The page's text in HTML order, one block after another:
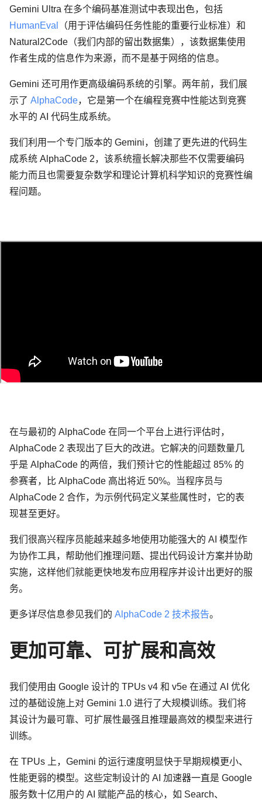
Gemini Ultra 在多个编码基准测试中表现出色，包括
HumanEval
（用于评估编码任务性能的重要行业标准）和
Natural2Code（我们内部的留出数据集），该数据集使用
作者生成的信息作为来源，而不是基于网络的信息。
Gemini 还可用作更高级编码系统的引擎。两年前，我们展
示了 AlphaCode，它是第一个在编程竞赛中性能达到竞赛
水平的 AI 代码生成系统。
我们利用一个专门版本的 Gemini，创建了更先进的代码生
成系统 AlphaCode 2，该系统擅长解决那些不仅需要编码
能力而且也需要复杂数学和理论计算机科学知识的竞赛性编
程问题。
在与最初的 AlphaCode 在同一个平台上进行评估时，
AlphaCode 2 表现出了巨大的改进。它解决的问题数量几
乎是 AlphaCode 的两倍，我们预计它的性能超过 85% 的
参赛者，比 AlphaCode 高出将近 50%。当程序员与
AlphaCode 2 合作，为示例代码定义某些属性时，它的表
现甚至更好。
我们很高兴程序员能越来越多地使用功能强大的 AI 模型作
为协作工具，帮助他们推理问题、提出代码设计方案并协助
实施，这样他们就能更快地发布应用程序并设计出更好的服
务。
更多详尽信息参见我们的 AlphaCode 2 技术报告。
更加可靠、可扩展和高效
我们使用由 Google 设计的 TPUs v4 和 v5e 在通过 AI 优化
过的基础设施上对 Gemini 1.0 进行了大规模训练。我们将
其设计为最可靠、可扩展性最强且推理最高效的模型来进行
训练。
在 TPUs 上，Gemini 的运行速度明显快于早期规模更小、
性能更弱的模型。这些定制设计的 AI 加速器一直是 Google
服务数十亿用户的 AI 赋能产品的核心，如 Search、